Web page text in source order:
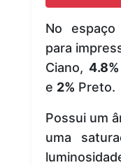
No
para
Ciano, 4.8%
e 2% Preto.
Possui um
uma